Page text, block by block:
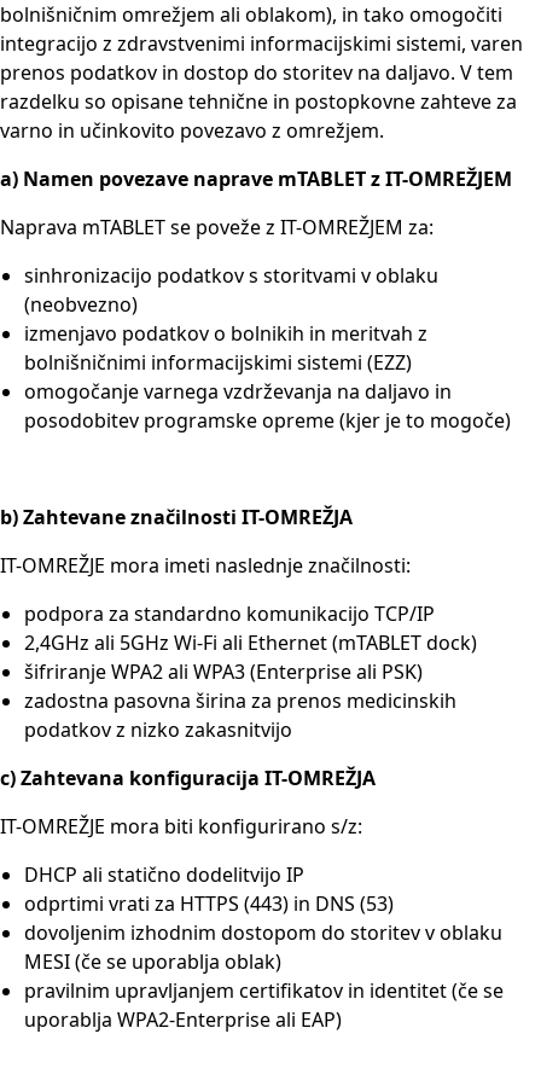
bolnišničnim omrežjem ali oblakom), in tako omogočiti
integracijo z zdravstvenimi informacijskimi sistemi, varen
prenos podatkov in dostop do storitev na daljavo. V tem
razdelku so opisane tehnične in postopkovne zahteve za
varno in učinkovito povezavo z omrežjem.
a) Namen povezave naprave mTABLET z IT-OMREŽJEM
Naprava mTABLET se poveže z IT-OMREŽJEM za:
sinhronizacijo podatkov s storitvami v oblaku
(neobvezno)
izmenjavo podatkov o bolnikih in meritvah z
bolnišničnimi informacijskimi sistemi (EZZ)
omogočanje varnega vzdrževanja na daljavo in
posodobitev programske opreme (kjer je to mogoče)
b) Zahtevane značilnosti IT-OMREŽJA
IT-OMREŽJE mora imeti naslednje značilnosti:
podpora za standardno komunikacijo TCP/IP
2,4GHz ali 5GHz Wi-Fi ali Ethernet (mTABLET dock)
šifriranje WPA2 ali WPA3 (Enterprise ali PSK)
zadostna pasovna širina za prenos medicinskih
podatkov z nizko zakasnitvijo
c) Zahtevana konfiguracija IT-OMREŽJA
IT-OMREŽJE mora biti konfigurirano s/z:
DHCP ali statično dodelitvijo IP
odprtimi vrati za HTTPS (443) in DNS (53)
dovoljenim izhodnim dostopom do storitev v oblaku
MESI (če se uporablja oblak)
pravilnim upravljanjem certifikatov in identitet (če se
uporablja WPA2-Enterprise ali EAP)